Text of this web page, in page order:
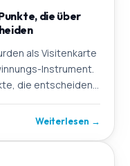
die über
als Visitenkarte
Instrument.
die entscheidend
Weiterlesen →